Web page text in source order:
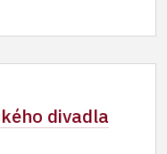
divadla